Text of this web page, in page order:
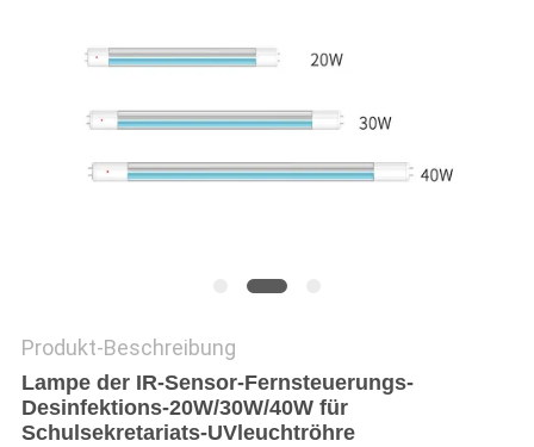
SITEMAP
PRIVACY
Produkt-Beschreibung
Lampe der IR-Sensor-Fernsteuerungs-
Desinfektions-20W/30W/40W für
Schulsekretariats-UVleuchtröhre